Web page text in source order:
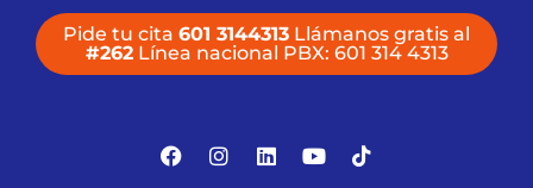
Pide tu cita 601 3144313 Llámanos gratis al
#262Línea nacional PBX: 601 314 4313